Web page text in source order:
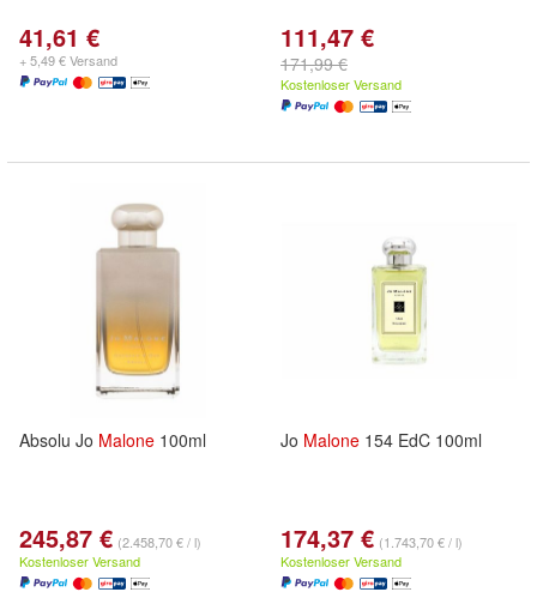
41,61 €
+ 5,49 € Versand
111,47 €
171,99 €
Kostenloser Versand
Absolu Jo Malone 100ml
245,87 € (2.458,70 € / l)
Kostenloser Versand
Jo Malone 154 EdC 100ml
174,37 € (1.743,70 € / l)
Kostenloser Versand